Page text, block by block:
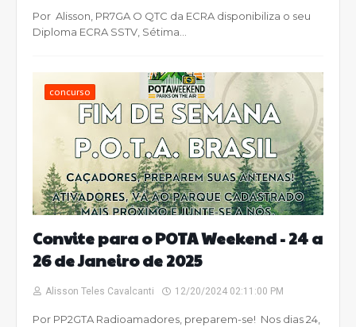
Por Alisson, PR7GA O QTC da ECRA disponibiliza o seu
Diploma ECRA SSTV, Sétima…
concurso
Convite para o POTA Weekend - 24 a
26 de Janeiro de 2025
Alisson Teles Cavalcanti 12/20/2024 02:11:00 PM
Por PP2GTA Radioamadores, preparem-se! Nos dias 24,